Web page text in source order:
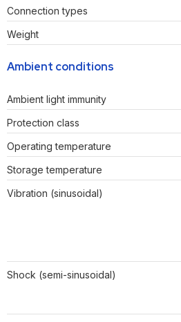
Connection types
Weight
Ambient conditions
Ambient light immunity
Protection class
Operating temperature
Storage temperature
Vibration (sinusoidal)
Shock (semi-sinusoidal)